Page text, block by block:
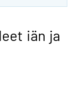
iän ja